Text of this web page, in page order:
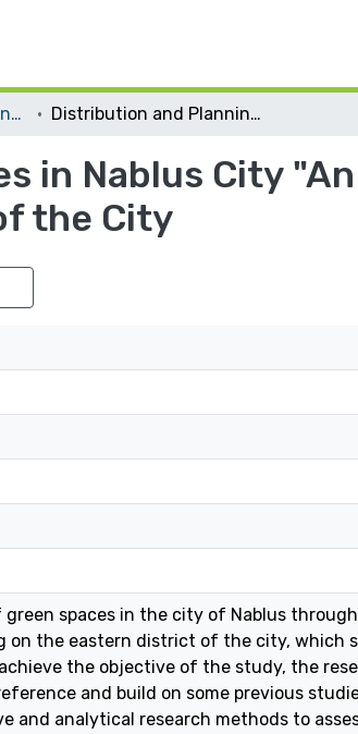
Urban and Regional Planning Distribution and Planning of Green Spaces in Nablus City "An Analytical Study of the Eastern District of the City
in Nablus City "An
the City
spaces in the city of Nablus
on the eastern district of the city, which
the objective of the study, the
and build on some previous
and analytical research methods to